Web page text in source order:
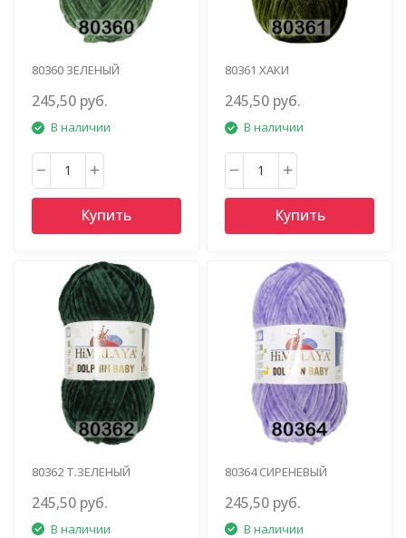
80360 ЗЕЛЕНЫЙ
245,50 руб.
В наличии
Купить
80361 ХАКИ
245,50 руб.
В наличии
Купить
80362 Т.ЗЕЛЕНЫЙ
245,50 руб.
В наличии
80364 СИРЕНЕВЫЙ
245,50 руб.
В наличии